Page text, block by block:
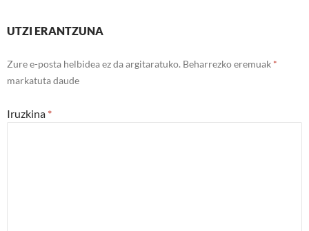
UTZI ERANTZUNA
Zure e-posta helbidea ez da argitaratuko. Beharrezko eremuak *
markatuta daude
Iruzkina *